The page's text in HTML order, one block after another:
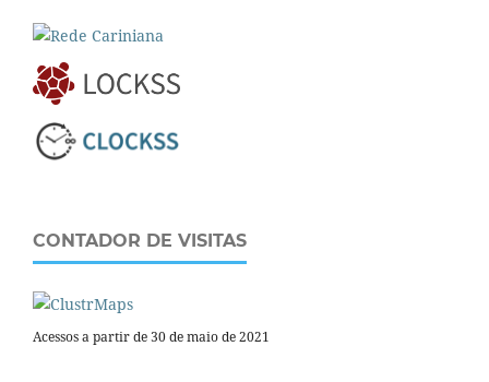
CONTADOR DE VISITAS
Acessos a partir de 30 de maio de 2021